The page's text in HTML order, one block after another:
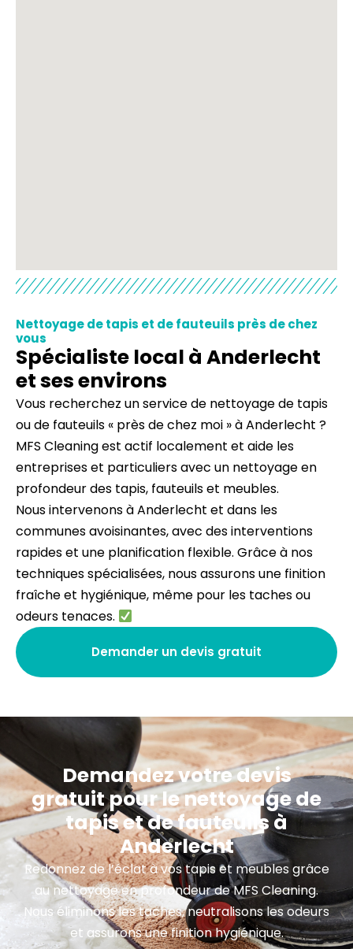
Nettoyage de tapis et de fauteuils près de chez
vous
Spécialiste local à Anderlecht
et ses environs
Vous recherchez un service de nettoyage de tapis
ou de fauteuils « près de chez moi » à Anderlecht ?
MFS Cleaning est actif localement et aide les
entreprises et particuliers avec un nettoyage en
profondeur des tapis, fauteuils et meubles.
Nous intervenons à Anderlecht et dans les
communes avoisinantes, avec des interventions
rapides et une planification flexible. Grâce à nos
techniques spécialisées, nous assurons une finition
fraîche et hygiénique, même pour les taches ou
odeurs tenaces.
Demander un devis gratuit
Demandez votre devis
gratuit pour le nettoyage de
tapis et de fauteuils à
Anderlecht
Redonnez de l’éclat à vos tapis et meubles grâce
au nettoyage en profondeur de MFS Cleaning.
Nous éliminons les taches, neutralisons les odeurs
et assurons une finition hygiénique.